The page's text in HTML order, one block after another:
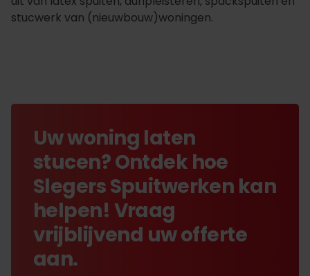
stucwerk van (nieuwbouw)woningen.
Uw woning laten
stucen? Ontdek hoe
Slegers Spuitwerken kan
helpen! Vraag
vrijblijvend uw offerte
aan.